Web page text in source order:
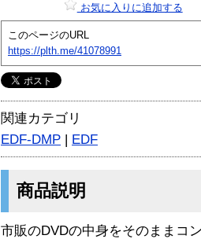
お気に入りに追加する
このページのURL
https://plth.me/41078991
関連カテゴリ
EDF-DMP | EDF
商品説明
市販のDVDの中身をそのままコ